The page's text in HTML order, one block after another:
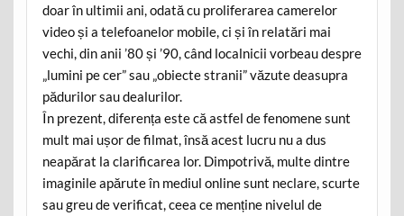
doar în ultimii ani, odată cu proliferarea camerelor
video și a telefoanelor mobile, ci și în relatări mai
vechi, din anii ’80 și ’90, când localnicii vorbeau despre
„lumini pe cer” sau „obiecte stranii” văzute deasupra
pădurilor sau dealurilor.
În prezent, diferența este că astfel de fenomene sunt
mult mai ușor de filmat, însă acest lucru nu a dus
neapărat la clarificarea lor. Dimpotrivă, multe dintre
imaginile apărute în mediul online sunt neclare, scurte
sau greu de verificat, ceea ce menține nivelul de